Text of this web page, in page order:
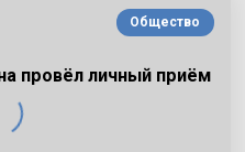
Общество
провёл личный приём